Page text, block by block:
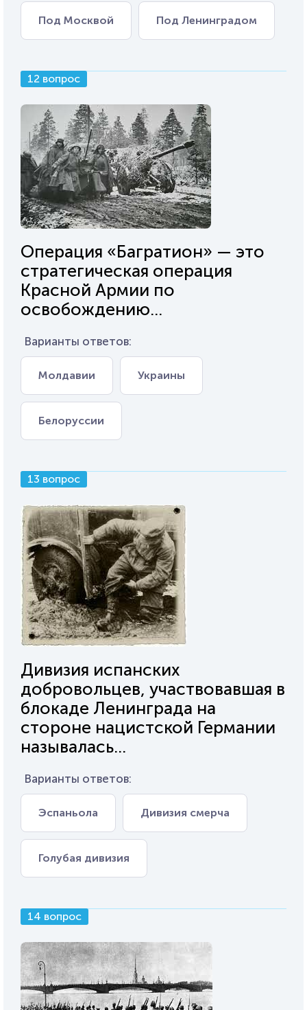
Под Москвой Под Ленинградом
12 вопрос
Операция «Багратион» — это
стратегическая операция
Красной Армии по
освобождению...
Варианты ответов:
Молдавии Украины
Белоруссии
13 вопрос
Дивизия испанских
добровольцев, участвовавшая в
блокаде Ленинграда на
стороне нацистской Германии
называлась...
Варианты ответов:
Эспаньола Дивизия смерча
Голубая дивизия
14 вопрос